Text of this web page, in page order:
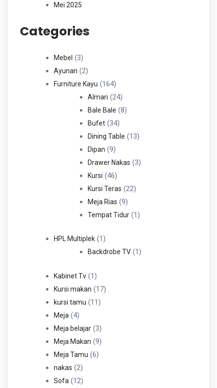
Mei 2025
Categories
Mebel 33
Produk
Ayunan 22
Produk
Furniture Kayu 164164
Produk
Almari 2424
Produk
Bale Bale 88
Bufet 3434
Produk
Dining Table 1313
Dipan 99
Produk
Drawer Nakas 33
Kursi 4646
Produk
Kursi Teras 2222
Meja Rias 99
Produk
Tempat Tidur 11
HPL Multiplek 11
Produk
Backdrobe TV 11
Kabinet Tv 11
Produk
Kursi makan 1717
kursi tamu 1111
Meja 44
Produk
Meja belajar 33
Produk
Meja Makan 99
Meja Tamu 66
nakas 22
Produk
Sofa 1212